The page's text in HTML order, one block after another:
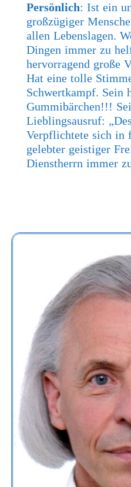
Persönlich: Ist ein
großzügiger
allen Lebenslagen.
Dingen immer zu
hervorragend große
Hat eine tolle
Schwertkampf. Sein
Gummibärchen!!!
Lieblingsausruf:
Verpflichtete sich in
gelebter geistiger
Dienstherrn immer